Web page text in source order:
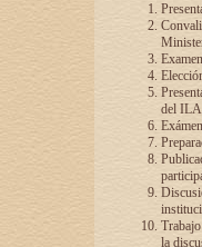
del
la